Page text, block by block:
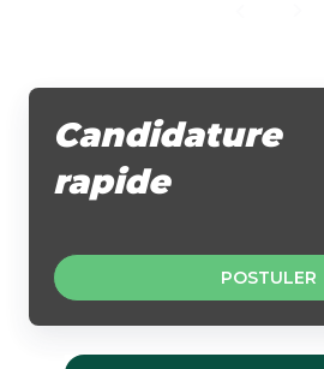
Candidature
rapide
POSTULER